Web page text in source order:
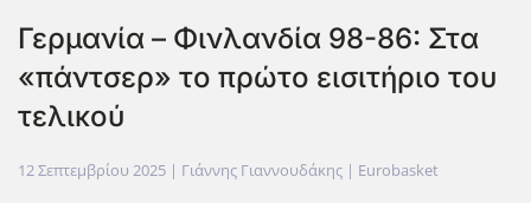
Γερμανία – Φινλανδία 98-86: Στα
«πάντσερ» το πρώτο εισιτήριο του
τελικού
12 Σεπτεμβρίου 2025 | Γιάννης Γιαννουδάκης | Eurobasket